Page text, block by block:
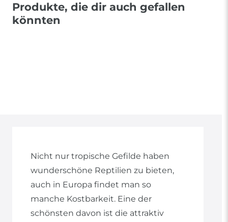
Produkte, die dir auch gefallen
könnten
Nicht nur tropische Gefilde haben
wunderschöne Reptilien zu bieten,
auch in Europa findet man so
manche Kostbarkeit. Eine der
schönsten davon ist die attraktiv